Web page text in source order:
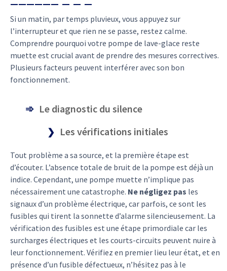
Si un matin, par temps pluvieux, vous appuyez sur
l’interrupteur et que rien ne se passe, restez calme.
Comprendre pourquoi votre pompe de lave-glace reste
muette est crucial avant de prendre des mesures correctives.
Plusieurs facteurs peuvent interférer avec son bon
fonctionnement.
Le diagnostic du silence
Les vérifications initiales
Tout problème a sa source, et la première étape est
d’écouter. L’absence totale de bruit de la pompe est déjà un
indice. Cependant, une pompe muette n’implique pas
nécessairement une catastrophe. Ne négligez pas les
signaux d’un problème électrique, car parfois, ce sont les
fusibles qui tirent la sonnette d’alarme silencieusement. La
vérification des fusibles est une étape primordiale car les
surcharges électriques et les courts-circuits peuvent nuire à
leur fonctionnement. Vérifiez en premier lieu leur état, et en
présence d’un fusible défectueux, n’hésitez pas à le